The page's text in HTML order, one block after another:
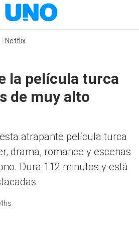
Netflix
la película turca
de muy alto
atrapante película turca
drama, romance y escenas
Dura 112 minutos y está